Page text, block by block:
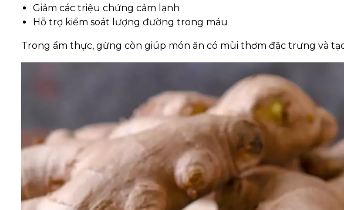
Giảm các triệu chứng cảm lạnh
Hỗ trợ kiểm soát lượng đường trong máu
Trong ẩm thực, gừng còn giúp món ăn có mùi thơm đặc trưng và